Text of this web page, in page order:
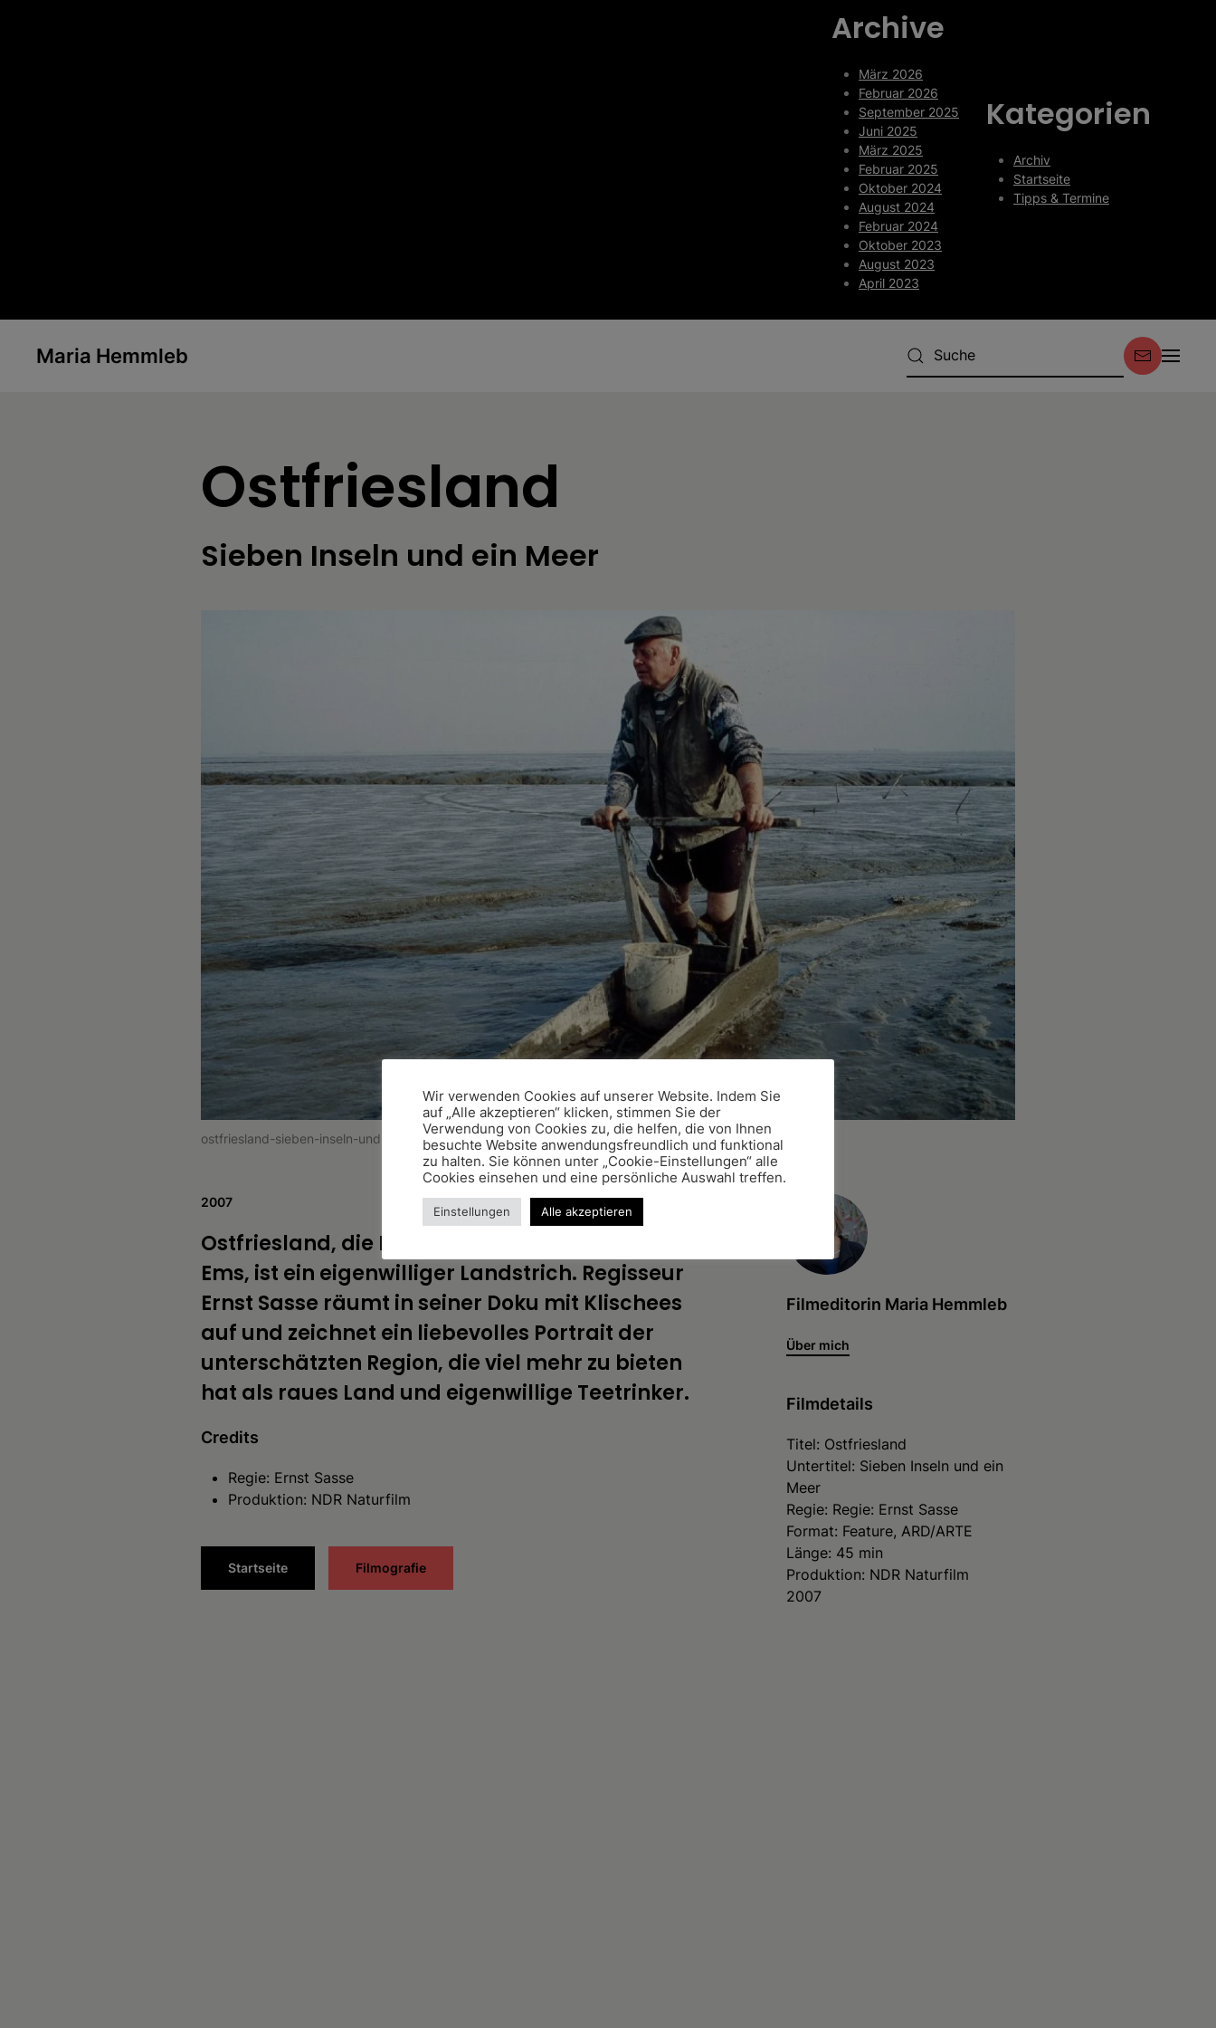
Archive
März 2026
Februar 2026
September 2025
Juni 2025
März 2025
Februar 2025
Oktober 2024
August 2024
Februar 2024
Oktober 2023
August 2023
April 2023
Kategorien
Archiv
Startseite
Tipps & Termine
Maria Hemmleb
Ostfriesland
Sieben Inseln und ein Meer
ostfriesland-sieben-inseln-und-ein-meer ©NRD Naturfilm
2007
Ostfriesland, die Halbinsel zwischen Jade und
Ems, ist ein eigenwilliger Landstrich. Regisseur
Ernst Sasse räumt in seiner Doku mit Klischees
auf und zeichnet ein liebevolles Portrait der
unterschätzten Region, die viel mehr zu bieten
hat als raues Land und eigenwillige Teetrinker.
Credits
Regie: Ernst Sasse
Produktion: NDR Naturfilm
Startseite Filmografie
Filmeditorin Maria Hemmleb
Über mich
Filmdetails
Titel: Ostfriesland
Untertitel: Sieben Inseln und ein
Meer
Regie: Regie: Ernst Sasse
Format: Feature, ARD/ARTE
Länge: 45 min
Produktion: NDR Naturfilm
2007
Wir verwenden Cookies auf unserer Website. Indem Sie
auf „Alle akzeptieren“ klicken, stimmen Sie der
Verwendung von Cookies zu, die helfen, die von Ihnen
besuchte Website anwendungsfreundlich und funktional
zu halten. Sie können unter „Cookie-Einstellungen“ alle
Cookies einsehen und eine persönliche Auswahl treffen.
Einstellungen Alle akzeptieren